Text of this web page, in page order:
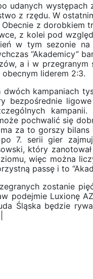
udanych występach
z rzędu. W
z dorobkiem
z kolei pod
w tym sezonie
“Akademicy”
a i w
liderem 2:3.
kampaniach
bezpośrednie
kampanii.
pochwalić się
za to gorszy
7. serii gier
który
więc można
passę i to
zostanie
podejmie Luxionę
Śląska będzie